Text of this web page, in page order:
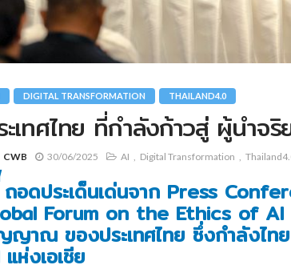
DIGITAL TRANSFORMATION THAILAND4.0
ะเทศไทย ที่กำลังก้าวสู่ ผู้นำจ
CWB 30/06/2025 AI Digital Transformation
ถอดประเด็นเด่นจาก Press
Forum on the Ethics of AI
าณ ของประเทศไทย ซึ่งกำลังไท
ห่งเอเชีย